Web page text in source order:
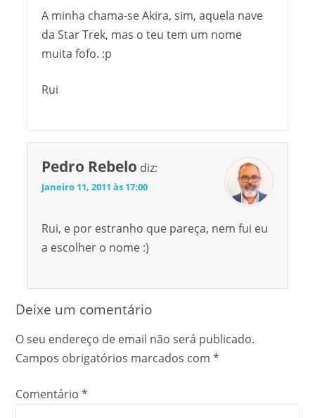
A minha chama-se Akira, sim, aquela nave
da Star Trek, mas o teu tem um nome
muita fofo. :p
Rui
Pedro Rebelo diz:
Janeiro 11, 2011 às 17:00
Rui, e por estranho que pareça, nem fui eu
a escolher o nome :)
Deixe um comentário
O seu endereço de email não será publicado.
Campos obrigatórios marcados com*
Comentário*